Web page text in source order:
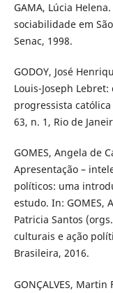
GAMA, Lúcia
sociabilidade em
Senac, 1998.
GODOY, José
Louis-Joseph
progressista católica
63, n. 1, Rio de
GOMES, Angela de
Apresentação –
políticos: uma
estudo. In: GOMES,
Patricia Santos
culturais e ação
Brasileira, 2016.
GONÇALVES,